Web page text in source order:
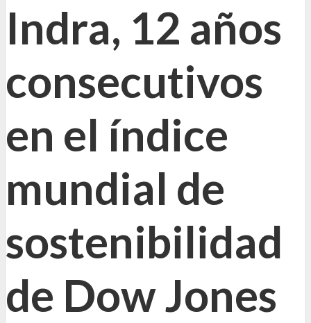
Indra, 12 años
consecutivos
en el índice
mundial de
sostenibilidad
de Dow Jones